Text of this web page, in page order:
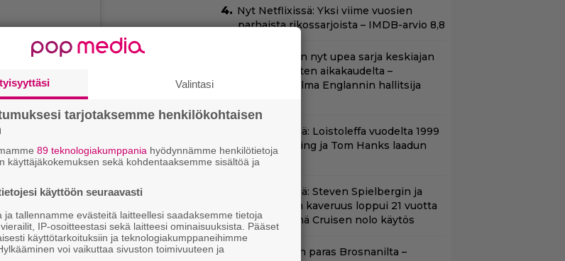
Nyt Netflixissä: Yksi viime vuosien
parhaista rikossarjoista – IMDB-arvio 8,8
Netflixissä on nyt upea sarja keskiajan
kuninkaallisten aikakaudelta –
keskiössä julma Englannin hallitsija
Tänään tv:ssä: Loistoleffa vuodelta 1999
– Stephen King ja Tom Hanks laadun
takeina
Tänään tv:ssä: Steven Spielbergin ja
Tom Cruisen kaveruus loppui 21 vuotta
sitten – Syynä Cruisen nolo käytös
Illan Bond on paras Brosnanilta –
Valintasi
tarjotaksemme henkilökohtaisen
89 teknologiakumppania hyödynnämme henkilötietoja
käyttäjäkokemuksen sekä kohdentaaksemme sisältöä ja
käyttöön seuraavasti
ja tallennamme evästeitä laitteellesi saadaksemme tietoja
IP-osoitteestasi sekä laitteesi ominaisuuksista. Pääset
käyttötarkoituksiin ja teknologiakumppaneihimme
voi vaikuttaa sivuston toimivuuteen ja